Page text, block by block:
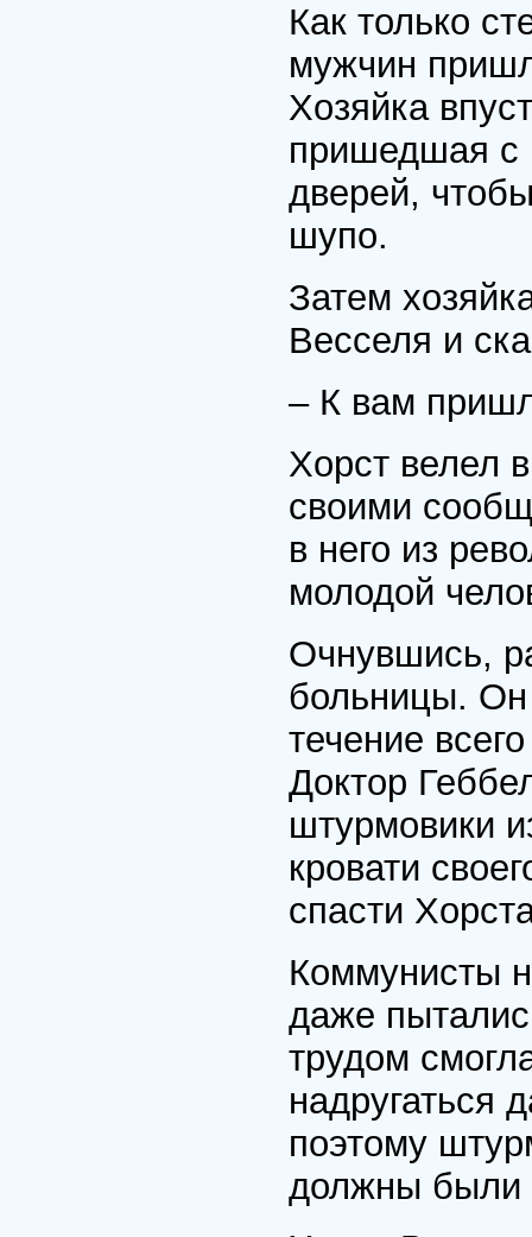
Как только
мужчин
Хозяйка
пришедшая с
дверей,
шупо.
Затем
Весселя и
– К вам
Хорст велел
своими
в него из
молодой
Очнувшись,
больницы. Он
течение
Доктор
штурмовики
кровати
спасти
Коммунисты
даже
трудом
надругаться
поэтому
должны были